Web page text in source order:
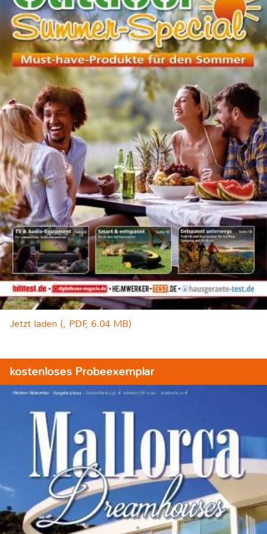
Jetzt laden (, PDF, 6.04 MB)
kostenloses Probeexemplar